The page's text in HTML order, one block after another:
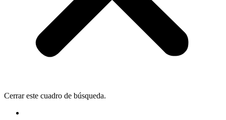
Cerrar este cuadro de búsqueda.